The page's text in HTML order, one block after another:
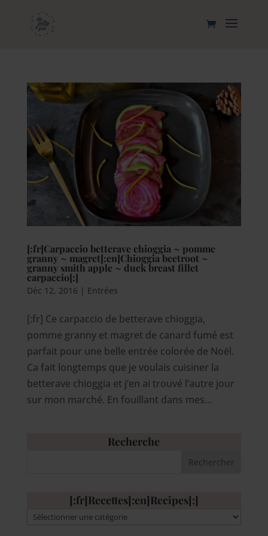
[:fr]Carpaccio betterave chioggia ~ pomme
granny ~ magret[:en]Chioggia beetroot ~
granny smith apple ~ duck breast fillet
carpaccio[:]
Déc 12, 2016 | Entrées
[:fr] Ce carpaccio de betterave chioggia,
pomme granny et magret de canard fumé est
parfait pour une belle entrée colorée de Noël.
Ca fait longtemps que je voulais cuisiner la
betterave chioggia et j’en ai trouvé l’autre jour
sur mon marché. En fouillant dans mes...
Recherche
[:fr]Recettes[:en]Recipes[:]
[:fr]Recettes[:en]Recipes[:]